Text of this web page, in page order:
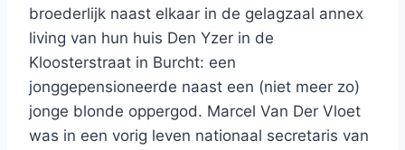
broederlijk naast elkaar in de gelagzaal annex
living van hun huis Den Yzer in de
Kloosterstraat in Burcht: een
jonggepensioneerde naast een (niet meer zo)
jonge blonde oppergod. Marcel Van Der Vloet
was in een vorig leven nationaal secretaris van